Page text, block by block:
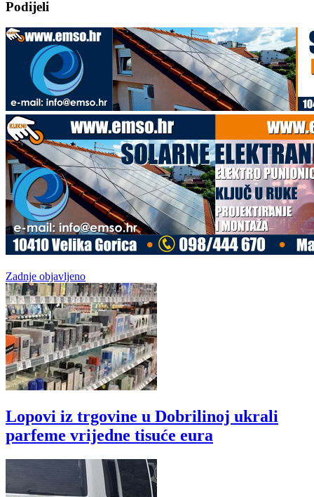
Podijeli
Zadnje objavljeno
Lopovi iz trgovine u Dobrilinoj ukrali
parfeme vrijedne tisuće eura